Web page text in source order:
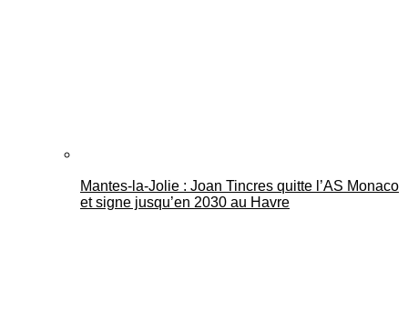
Mantes-la-Jolie : Joan Tincres quitte l’AS Monaco
et signe jusqu’en 2030 au Havre